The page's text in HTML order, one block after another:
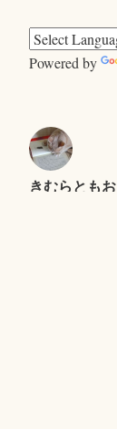
リ
ー
Powered by
きむらともお